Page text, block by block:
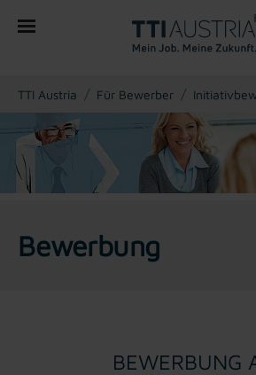
You are here:
TTI Austria Für Bewerber
Bewerbung
BEWERBUNG